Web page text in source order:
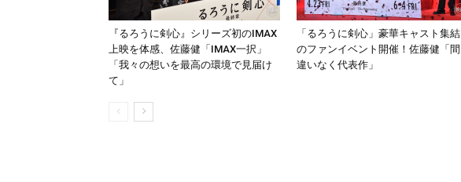
『るろうに剣心』シリーズ初のIMAX
上映を体感、佐藤健「IMAX一択」
「我々の想いを最高の環境で見届け
て」
「るろうに剣心」豪華キャスト集結
のファンイベント開催！佐藤健「間
違いなく代表作」